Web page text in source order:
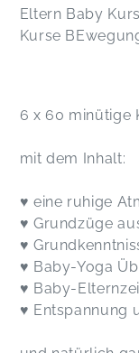
Eltern Baby
Kurse
6 x 60 minütige
mit dem Inhalt:
♥ eine ruhige
♥ Grundzüge
♥
♥ Baby-Yoga
♥ Baby-
♥ Entspannung